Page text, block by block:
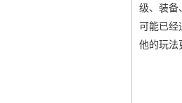
级、装备
可能已经
他的玩法